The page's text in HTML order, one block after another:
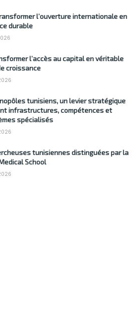
l’ouverture internationale en
durable
l’accès au capital en véritable
croissance
tunisiens, un levier stratégique
infrastructures, compétences et
spécialisés
tunisiennes distinguées par la
School